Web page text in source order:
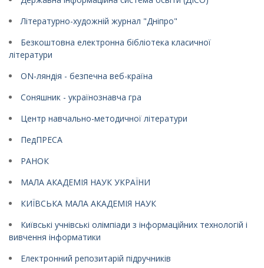
Літературно-художній журнал "Дніпро"
Безкоштовна електронна бібліотека класичної
літератури
ON-ляндія - безпечна веб-країна
Соняшник - українознавча гра
Центр навчально-методичної літератури
ПедПРЕСА
РАНОК
МАЛА АКАДЕМІЯ НАУК УКРАЇНИ
КИЇВСЬКА МАЛА АКАДЕМІЯ НАУК
Київські учнівські олімпіади з інформаційних технологій і
вивчення інформатики
Електронний репозитарій підручників